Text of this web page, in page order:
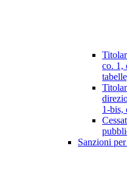
co. 1,
1-bis,
Sanzioni